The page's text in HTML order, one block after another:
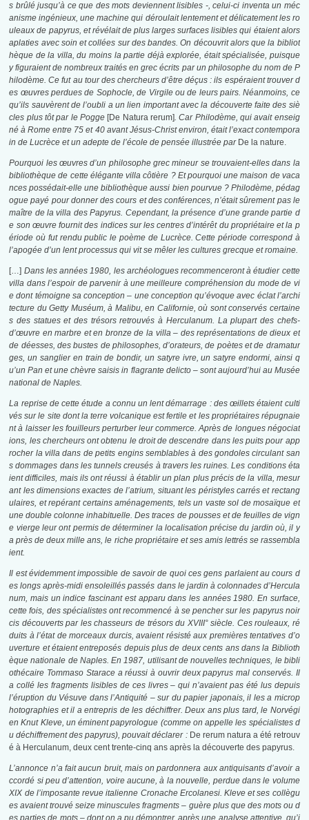
s brûlé jusqu’à ce que des mots deviennent lisibles -, celui-ci inventa un méc
anisme ingénieux, une machine qui déroulait lentement et délicatement les ro
uleaux de papyrus, et révélait de plus larges surfaces lisibles qui étaient alors
aplaties avec soin et collées sur des bandes. On découvrit alors que la bibliot
hèque de la villa, du moins la partie déjà explorée, était spécialisée, puisque
y figuraient de nombreux traités en grec écrits par un philosophe du nom de P
hilodème. Ce fut au tour des chercheurs d’être déçus : ils espéraient trouver d
es œuvres perdues de Sophocle, de Virgile ou de leurs pairs. Néanmoins, ce
qu’ils sauvèrent de l’oubli a un lien important avec la découverte faite des siè
cles plus tôt par le Pogge [De Natura rerum]. Car Philodème, qui avait enseig
né à Rome entre 75 et 40 avant Jésus-Christ environ, était l’exact contempora
in de Lucrèce et un adepte de l’école de pensée illustrée par De la nature.
Pourquoi les œuvres d’un philosophe grec mineur se trouvaient-elles dans la
bibliothèque de cette élégante villa côtière ? Et pourquoi une maison de vaca
nces possédait-elle une bibliothèque aussi bien pourvue ? Philodème, pédag
ogue payé pour donner des cours et des conférences, n’était sûrement pas le
maître de la villa des Papyrus. Cependant, la présence d’une grande partie d
e son œuvre fournit des indices sur les centres d’intérêt du propriétaire et la p
ériode où fut rendu public le poème de Lucrèce. Cette période correspond à
l’apogée d’un lent processus qui vit se mêler les cultures grecque et romaine.
[…] Dans les années 1980, les archéologues recommenceront à étudier cette
villa dans l’espoir de parvenir à une meilleure compréhension du mode de vi
e dont témoigne sa conception – une conception qu’évoque avec éclat l’archi
tecture du Getty Muséum, à Malibu, en Californie, où sont conservés certaine
s des statues et des trésors retrouvés à Herculanum. La plupart des chefs-
d’œuvre en marbre et en bronze de la villa – des représentations de dieux et
de déesses, des bustes de philosophes, d’orateurs, de poètes et de dramatur
ges, un sanglier en train de bondir, un satyre ivre, un satyre endormi, ainsi q
u’un Pan et une chèvre saisis in flagrante delicto – sont aujourd’hui au Musée
national de Naples.
La reprise de cette étude a connu un lent démarrage : des œillets étaient culti
vés sur le site dont la terre volcanique est fertile et les propriétaires répugnaie
nt à laisser les fouilleurs perturber leur commerce. Après de longues négociat
ions, les chercheurs ont obtenu le droit de descendre dans les puits pour app
rocher la villa dans de petits engins semblables à des gondoles circulant san
s dommages dans les tunnels creusés à travers les ruines. Les conditions éta
ient difficiles, mais ils ont réussi à établir un plan plus précis de la villa, mesur
ant les dimensions exactes de l’atrium, situant les péristyles carrés et rectang
ulaires, et repérant certains aménagements, tels un vaste sol de mosaïque et
une double colonne inhabituelle. Des traces de pousses et de feuilles de vign
e vierge leur ont permis de déterminer la localisation précise du jardin où, il y
a près de deux mille ans, le riche propriétaire et ses amis lettrés se rassembla
ient.
Il est évidemment impossible de savoir de quoi ces gens parlaient au cours d
es longs après-midi ensoleillés passés dans le jardin à colonnades d’Hercula
num, mais un indice fascinant est apparu dans les années 1980. En surface,
cette fois, des spécialistes ont recommencé à se pencher sur les papyrus noir
cis découverts par les chasseurs de trésors du XVIII° siècle. Ces rouleaux, ré
duits à l’état de morceaux durcis, avaient résisté aux premières tentatives d’o
uverture et étaient entreposés depuis plus de deux cents ans dans la Biblioth
èque nationale de Naples. En 1987, utilisant de nouvelles techniques, le bibli
othécaire Tommaso Starace a réussi à ouvrir deux papyrus mal conservés. Il
a collé les fragments lisibles de ces livres – qui n’avaient pas été lus depuis
l’éruption du Vésuve dans l’Antiquité – sur du papier japonais, il les a microp
hotographies et il a entrepris de les déchiffrer. Deux ans plus tard, le Norvégi
en Knut Kleve, un éminent papyrologue (comme on appelle les spécialistes d
u déchiffrement des papyrus), pouvait déclarer : De rerum natura a été retrouv
é à Herculanum, deux cent trente-cinq ans après la découverte des papyrus.
L’annonce n’a fait aucun bruit, mais on pardonnera aux antiquisants d’avoir a
ccordé si peu d’attention, voire aucune, à la nouvelle, perdue dans le volume
XIX de l’imposante revue italienne Cronache Ercolanesi. Kleve et ses collègu
es avaient trouvé seize minuscules fragments – guère plus que des mots ou d
es parties de mots – dont on a pu démontrer, après une analyse attentive, qu’i